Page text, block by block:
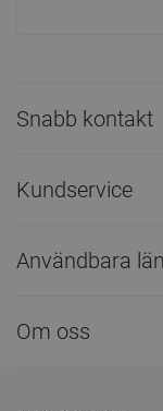
Snabb kontakt
Kundservice
Användbara
Om oss